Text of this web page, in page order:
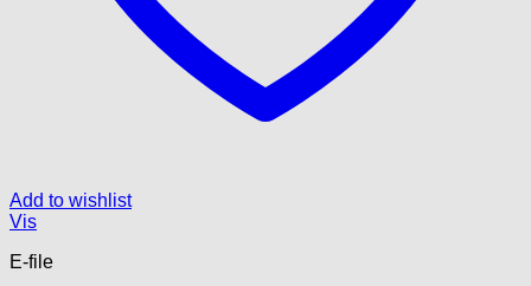
Add to wishlist
Vis
E-file